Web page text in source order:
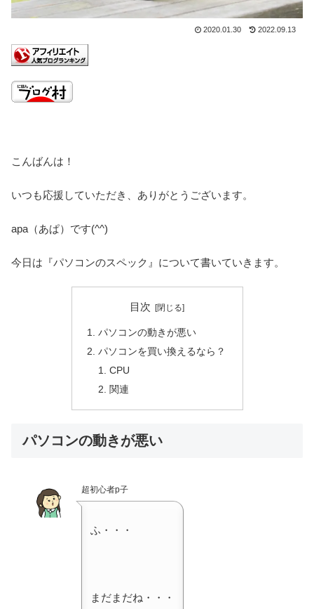
2020.01.30 2022.09.13
こんばんは！
いつも応援していただき、ありがとうございます。
apa（あぱ）です(^^)
今日は『パソコンのスペック』について書いていきます。
目次
パソコンの動きが悪い
パソコンを買い換えるなら？
CPU
関連
パソコンの動きが悪い
超初心者p子
ふ・・・
まだまだね・・・